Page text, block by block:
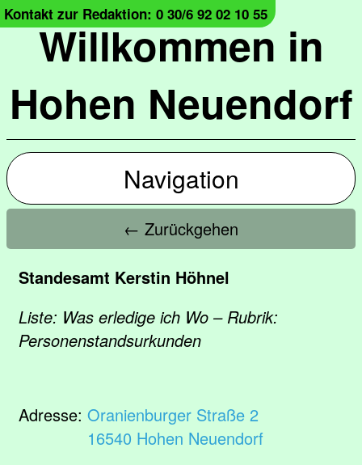
Willkommen in
Hohen Neuendorf
Kontakt zur Redaktion: 0 30/6 92 02 10 55
Navigation
← Zurückgehen
Standesamt Kerstin Höhnel
Liste: Was erledige ich Wo – Rubrik:
Personenstandsurkunden
Adresse: Oranienburger Straße 2
16540 Hohen Neuendorf